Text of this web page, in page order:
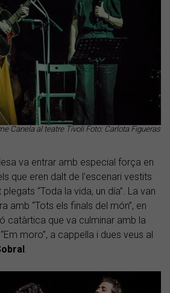
Canela al teatre Tívoli Foto: Carlota Figueras
va entrar amb especial força en
que eren dalt de l’escenari vestits
“Toda la vida, un día”. La van
amb “Tots els finals del món”, en
catàrtica que va culminar amb la
moro”, a cappella i dues veus al
.